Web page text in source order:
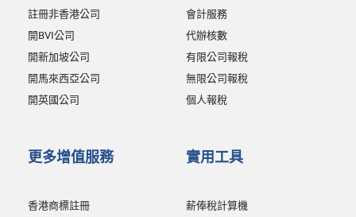
註冊非香港公司
開BVI公司
開新加坡公司
開馬來西亞公司
開英國公司
會計服務
代辦核數
有限公司報稅
無限公司報稅
個人報稅
更多增值服務
香港商標註冊
實用工具
薪俸稅計算機